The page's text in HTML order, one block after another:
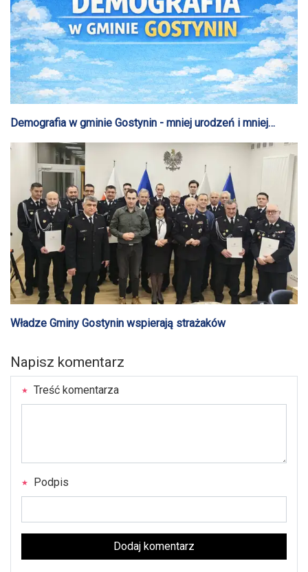
Demografia w gminie Gostynin - mniej urodzeń i mniej
zgonów. Stabilna populacja
Władze Gminy Gostynin wspierają strażaków
Napisz komentarz
Treść komentarza
Podpis
Dodaj komentarz